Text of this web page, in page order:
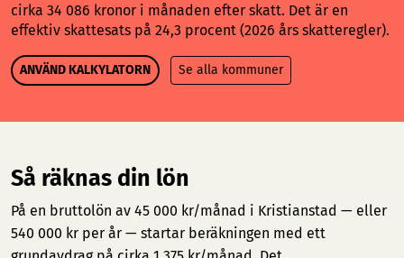
cirka 34 086 kronor i månaden efter skatt. Det är en
effektiv skattesats på 24,3 procent (2026 års skatteregler).
ANVÄND KALKYLATORN Se alla kommuner
Så räknas din lön
På en bruttolön av 45 000 kr/månad i Kristianstad — eller
540 000 kr per år — startar beräkningen med ett